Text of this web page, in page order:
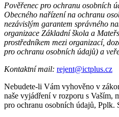
Pověřenec pro ochranu osobních
Obecného nařízení na ochranu
nezávislým garantem správného
organizace Základní škola a
prostředníkem mezi organizací,
pro ochranu osobních údajů) a
Kontaktní mail: rejent@ictplus.cz
Nebudete-li Vám vyhověno v
naše vyjádření v rozporu s Vaším,
pro ochranu osobních údajů, Pplk.